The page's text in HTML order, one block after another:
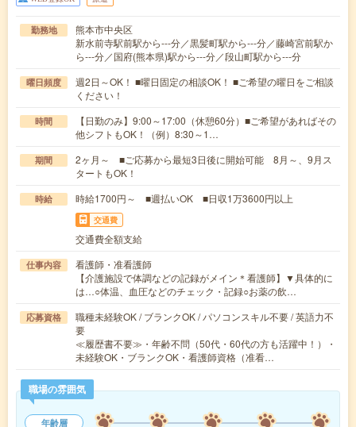
勤務地
熊本市中央区
新水前寺駅前駅から---分／黒髪町駅から---分／藤崎宮前駅か
ら---分／国府(熊本県)駅から---分／段山町駅から---分
曜日頻度
週2日～OK！ ■曜日固定の相談OK！ ■ご希望の曜日をご相談
ください！
時間
【日勤のみ】9:00～17:00（休憩60分）■ご希望があればその
他シフトもOK！（例）8:30～1…
期間
2ヶ月～ ■ご応募から最短3日後に開始可能 8月～、9月ス
タートもOK！
時給 時給1700円～ ■週払いOK ■日収1万3600円以上
交通費
交通費全額支給
仕事内容
看護師・准看護師
【介護施設で体調などの記録がメイン＊看護師】▼具体的に
は…○体温、血圧などのチェック・記録○お薬の飲…
応募資格
職種未経験OK / ブランクOK / パソコンスキル不要 / 英語力不
要
≪履歴書不要≫・年齢不問（50代・60代の方も活躍中！）・
未経験OK・ブランクOK・看護師資格（准看…
職場の雰囲気
年齢層